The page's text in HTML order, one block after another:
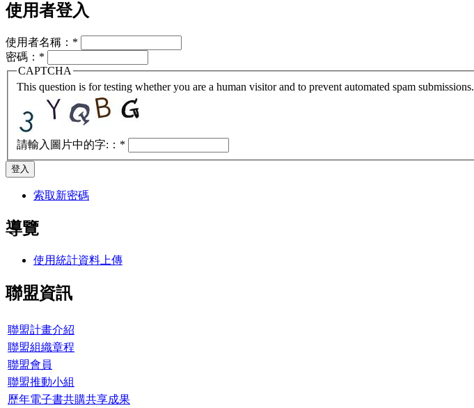
使用者登入
使用者名稱： *
密碼： *
CAPTCHA
This question is for testing whether you are a human visitor and to prevent automated spam submissions.
請輸入圖片中的字:： *
索取新密碼
導覽
使用統計資料上傳
聯盟資訊
聯盟計畫介紹
聯盟組織章程
聯盟會員
聯盟推動小組
歷年電子書共購共享成果